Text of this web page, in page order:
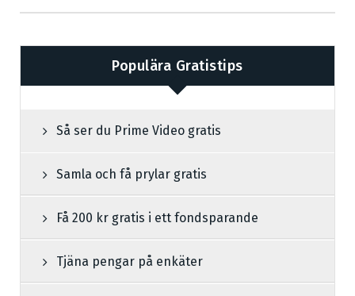
Populära Gratistips
Så ser du Prime Video gratis
Samla och få prylar gratis
Få 200 kr gratis i ett fondsparande
Tjäna pengar på enkäter